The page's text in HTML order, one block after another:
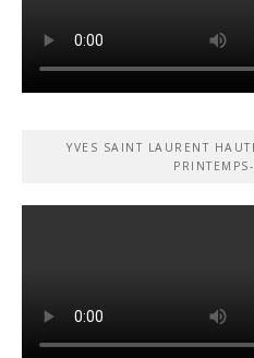
YVES SAINT LAURENT